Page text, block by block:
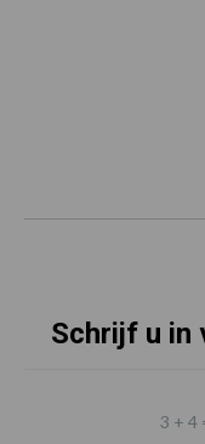
Schrijf u in
3 + 4